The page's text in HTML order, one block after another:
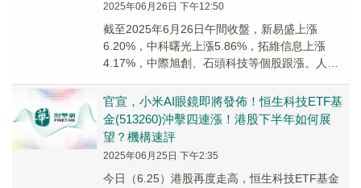
2025年06月26日 下午12:50
截至2025年6月26日午間收盤，新易盛上漲
6.20%，中科曙光上漲5.86%，拓維信息上漲
4.17%，中際旭創、石頭科技等個股跟漲。人工
官宣，小米AI眼鏡即將發佈！恒生科技ETF基
金(513260)沖擊四連漲！港股下半年如何展
望？機構速評
2025年06月25日 下午2:35
今日（6.25）港股再度走高，恒生科技ETF基金